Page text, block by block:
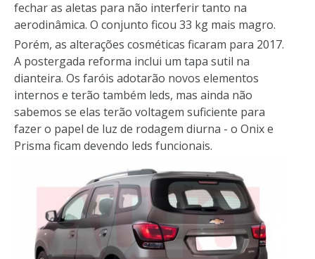
fechar as aletas para não interferir tanto na
aerodinâmica. O conjunto ficou 33 kg mais magro.
Porém, as alterações cosméticas ficaram para 2017.
A postergada reforma inclui um tapa sutil na
dianteira. Os faróis adotarão novos elementos
internos e terão também leds, mas ainda não
sabemos se elas terão voltagem suficiente para
fazer o papel de luz de rodagem diurna - o Onix e
Prisma ficam devendo leds funcionais.